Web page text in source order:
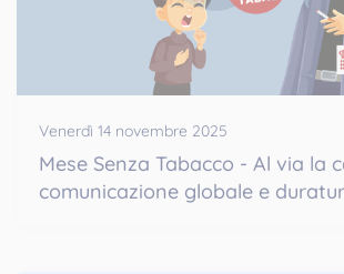
Venerdì 14 novembre 2025
Mese Senza Tabacco - Al via la
comunicazione globale e